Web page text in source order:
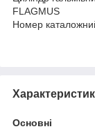
FLAGMUS
Номер
Основні